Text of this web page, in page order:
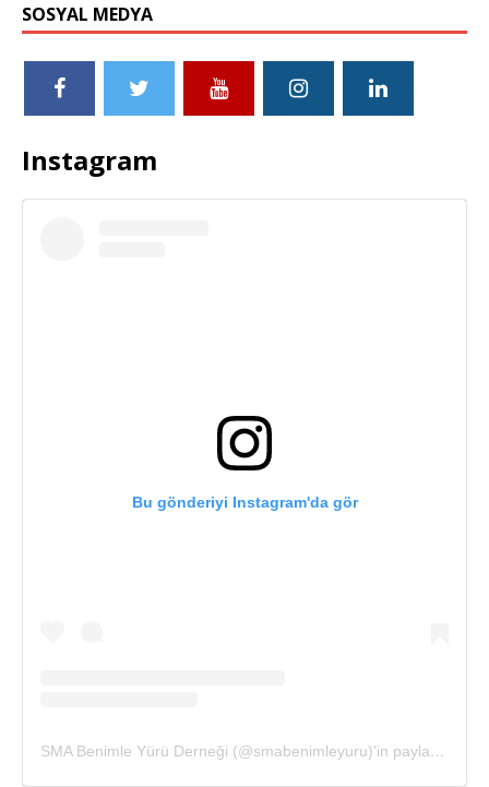
SOSYAL MEDYA
Instagram
Bu gönderiyi Instagram'da gör
SMA Benimle Yürü Derneği (@smabenimleyuru)'in paylaştığı bir gönderi